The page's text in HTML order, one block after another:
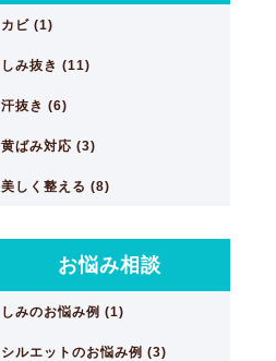
カビ (1)
しみ抜き (11)
汗抜き (6)
黄ばみ対応 (3)
美しく整える (8)
お悩み相談
しみのお悩み例 (1)
シルエットのお悩み例 (3)